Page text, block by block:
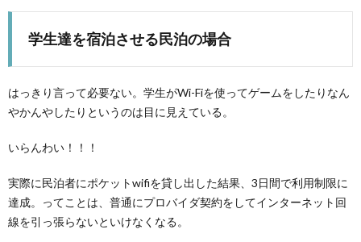
学生達を宿泊させる民泊の場合
はっきり言って必要ない。学生がWi-Fiを使ってゲームをしたりなん
やかんやしたりというのは目に見えている。
いらんわい！！！
実際に民泊者にポケットwifiを貸し出した結果、3日間で利用制限に
達成。ってことは、普通にプロバイダ契約をしてインターネット回
線を引っ張らないといけなくなる。